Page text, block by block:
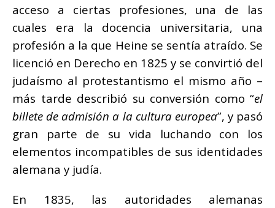
acceso a ciertas profesiones, una de las
cuales era la docencia universitaria, una
profesión a la que Heine se sentía atraído. Se
licenció en Derecho en 1825 y se convirtió del
judaísmo al protestantismo el mismo año –
más tarde describió su conversión como “el
billete de admisión a la cultura europea”, y pasó
gran parte de su vida luchando con los
elementos incompatibles de sus identidades
alemana y judía.
En 1835, las autoridades alemanas